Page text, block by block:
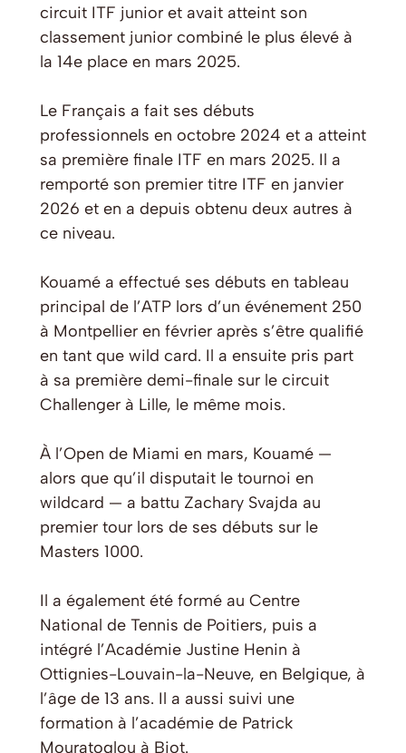
circuit ITF junior et avait atteint son
classement junior combiné le plus élevé à
la 14e place en mars 2025.
Le Français a fait ses débuts
professionnels en octobre 2024 et a atteint
sa première finale ITF en mars 2025. Il a
remporté son premier titre ITF en janvier
2026 et en a depuis obtenu deux autres à
ce niveau.
Kouamé a effectué ses débuts en tableau
principal de l’ATP lors d’un événement 250
à Montpellier en février après s’être qualifié
en tant que wild card. Il a ensuite pris part
à sa première demi-finale sur le circuit
Challenger à Lille, le même mois.
À l’Open de Miami en mars, Kouamé —
alors que qu’il disputait le tournoi en
wildcard — a battu Zachary Svajda au
premier tour lors de ses débuts sur le
Masters 1000.
Il a également été formé au Centre
National de Tennis de Poitiers, puis a
intégré l’Académie Justine Henin à
Ottignies-Louvain-la-Neuve, en Belgique, à
l’âge de 13 ans. Il a aussi suivi une
formation à l’académie de Patrick
Mouratoglou à Biot.